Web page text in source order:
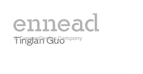
Tinglan Guo